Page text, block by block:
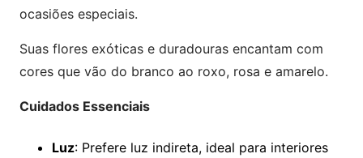
ocasiões especiais.
Suas flores exóticas e duradouras encantam com
cores que vão do branco ao roxo, rosa e amarelo.
Cuidados Essenciais
Luz: Prefere luz indireta, ideal para interiores